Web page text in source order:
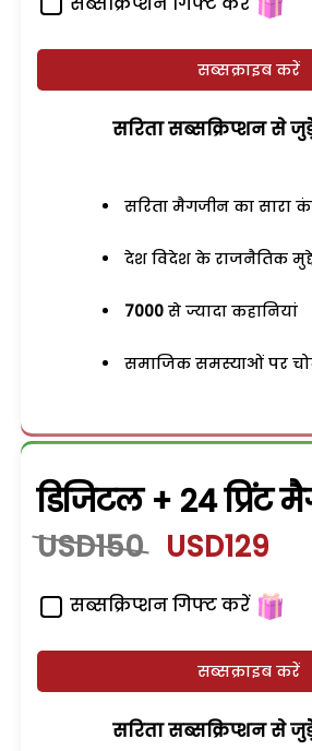
सब्सक्राइब करें
सरिता सब्सक्रिप्शन से
सरिता मैगजीन का सारा
देश विदेश के राजनैतिक
7000 से ज्यादा कहानियां
समाजिक समस्याओं पर
डिजिटल + 24 प्रिंट
USD150 USD129
सब्सक्रिप्शन गिफ्ट करें
सब्सक्राइब करें
सरिता सब्सक्रिप्शन से